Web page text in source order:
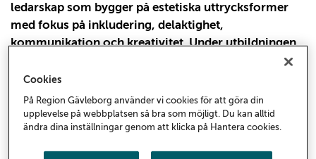
ledarskap som bygger på estetiska uttrycksformer
med fokus på inkludering, delaktighet,
kommunikation och kreativitet. Under utbildningen
sker kontinuerliga samtal och praktiska övningar för
att utveckla ett reflekterande och tryggt ledarskap.
Dramapedagogik utgår från teaterns formspråk men
även från andra estetiska uttryck och metoder.
historia samt aktuell forskning.
Cookies
På Region Gävleborg använder vi cookies för att göra din
upplevelse på webbplatsen så bra som möjligt. Du kan alltid
ändra dina inställningar genom att klicka på Hantera cookies.